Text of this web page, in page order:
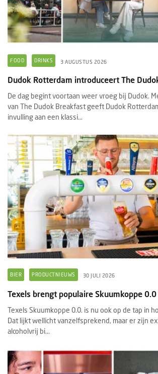
FOOD DRINKS 3 AUGUSTUS 2026
Dudok Rotterdam introduceert The
De dag begint voortaan weer vroeg bij Dudok.
van The Dudok Breakfast geeft Dudok
invulling aan een klassi...
BIER PRODUCTNIEUWS 30 JULI 2026
Texels brengt populaire Skuumkoppe
Texels Skuumkoppe 0.0. is nu ook op de tap in
Dat lijkt wellicht vanzelfsprekend, maar er zijn
alcoholvrij bi...